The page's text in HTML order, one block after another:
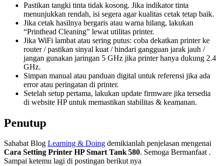
Pastikan tangki tinta tidak kosong. Jika indikator tinta
menunjukkan rendah, isi segera agar kualitas cetak tetap baik.
Jika cetak hasilnya bergaris atau warna hilang, lakukan
“Printhead Cleaning” lewat utilitas printer.
Jika WiFi lambat atau sering putus: coba dekatkan printer ke
router / pastikan sinyal kuat / hindari gangguan jarak jauh /
jangan gunakan jaringan 5 GHz jika printer hanya dukung 2.4
GHz.
Simpan manual atau panduan digital untuk referensi jika ada
error atau peringatan di printer.
Setelah setup pertama, lakukan update firmware jika tersedia
di website HP untuk memastikan stabilitas & keamanan.
Penutup
Sahabat Blog Learning & Doing demikianlah penjelasan mengenai
Cara Setting Printer HP Smart Tank 580. Semoga Bermanfaat .
Sampai ketemu lagi di postingan berikut nya